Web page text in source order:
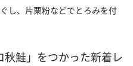
し、片栗粉などでとろみを付
秋鮭」をつかった新着レ